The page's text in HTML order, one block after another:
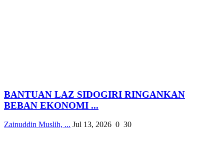
BANTUAN LAZ SIDOGIRI RINGANKAN
BEBAN EKONOMI ...
Zainuddin Muslih, ... Jul 13, 2026 0 30